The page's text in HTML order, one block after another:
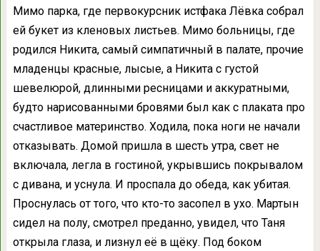
Мимо парка, где первокурсник истфака Лёвка собрал
ей букет из кленовых листьев. Мимо больницы, где
родился Никита, самый симпатичный в палате, прочие
младенцы красные, лысые, а Никита с густой
шевелюрой, длинными ресницами и аккуратными,
будто нарисованными бровями был как с плаката про
счастливое материнство. Ходила, пока ноги не начали
отказывать. Домой пришла в шесть утра, свет не
включала, легла в гостиной, укрывшись покрывалом
с дивана, и уснула. И проспала до обеда, как убитая.
Проснулась от того, что кто-то засопел в ухо. Мартын
сидел на полу, смотрел преданно, увидел, что Таня
открыла глаза, и лизнул её в щёку. Под боком